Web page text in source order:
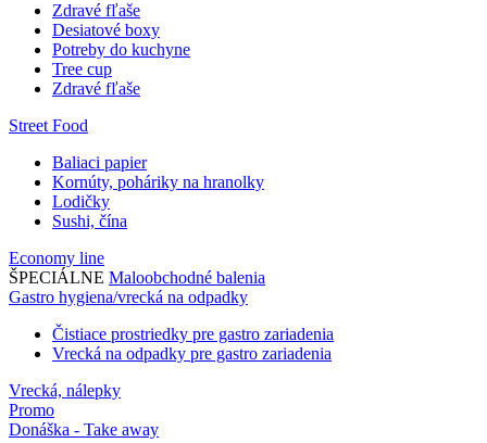
Zdravé fľaše
Desiatové boxy
Potreby do kuchyne
Tree cup
Zdravé fľaše
Street Food
Baliaci papier
Kornúty, poháriky na hranolky
Lodičky
Sushi, čína
Economy line
ŠPECIÁLNE Maloobchodné balenia
Gastro hygiena/vrecká na odpadky
Čistiace prostriedky pre gastro zariadenia
Vrecká na odpadky pre gastro zariadenia
Vrecká, nálepky
Promo
Donáška - Take away